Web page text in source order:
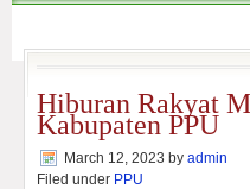
Hiburan Rakyat
Kabupaten PPU
March 12, 2023 by admin
Filed under PPU